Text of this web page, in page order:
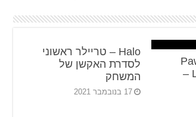
Legend of Hank –
Halo – טריילר ראשוני
לסדרת האקשן של
המשחק
17 בנובמבר 2021